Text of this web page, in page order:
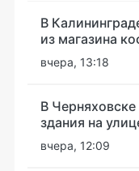
В
из магазина
вчера, 13:18
В Черняховске
здания на
вчера, 12:09